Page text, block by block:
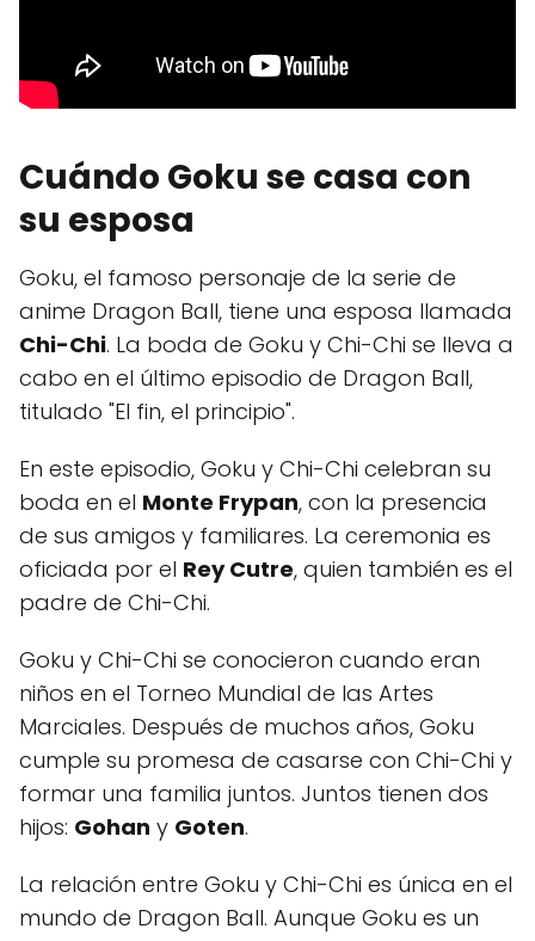
Cuándo Goku se casa con
su esposa
Goku, el famoso personaje de la serie de
anime Dragon Ball, tiene una esposa llamada
Chi-Chi. La boda de Goku y Chi-Chi se lleva a
cabo en el último episodio de Dragon Ball,
titulado "El fin, el principio".
En este episodio, Goku y Chi-Chi celebran su
boda en el Monte Frypan, con la presencia
de sus amigos y familiares. La ceremonia es
oficiada por el Rey Cutre, quien también es el
padre de Chi-Chi.
Goku y Chi-Chi se conocieron cuando eran
niños en el Torneo Mundial de las Artes
Marciales. Después de muchos años, Goku
cumple su promesa de casarse con Chi-Chi y
formar una familia juntos. Juntos tienen dos
hijos: Gohan y Goten.
La relación entre Goku y Chi-Chi es única en el
mundo de Dragon Ball. Aunque Goku es un